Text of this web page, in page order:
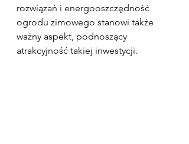
rozwiązań i energooszczędność
ogrodu zimowego stanowi także
ważny aspekt, podnoszący
atrakcyjność takiej inwestycji.